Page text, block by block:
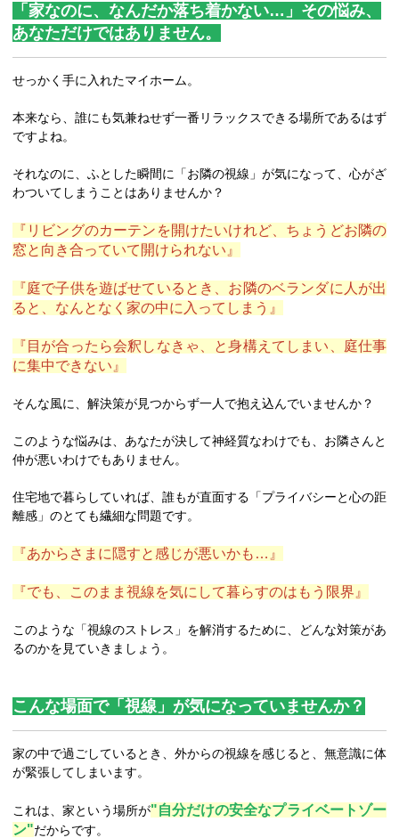
「家なのに、なんだか落ち着かない…」その悩み、
あなただけではありません。
せっかく手に入れたマイホーム。
本来なら、誰にも気兼ねせず一番リラックスできる場所であるはず
ですよね。
それなのに、ふとした瞬間に「お隣の視線」が気になって、心がざ
わついてしまうことはありませんか？
『リビングのカーテンを開けたいけれど、ちょうどお隣の
窓と向き合っていて開けられない』
『庭で子供を遊ばせているとき、お隣のベランダに人が出
ると、なんとなく家の中に入ってしまう』
『目が合ったら会釈しなきゃ、と身構えてしまい、庭仕事
に集中できない』
そんな風に、解決策が見つからず一人で抱え込んでいませんか？
このような悩みは、あなたが決して神経質なわけでも、お隣さんと
仲が悪いわけでもありません。
住宅地で暮らしていれば、誰もが直面する「プライバシーと心の距
離感」のとても繊細な問題です。
『あからさまに隠すと感じが悪いかも…』
『でも、このまま視線を気にして暮らすのはもう限界』
このような「視線のストレス」を解消するために、どんな対策があ
るのかを見ていきましょう。
こんな場面で「視線」が気になっていませんか？
家の中で過ごしているとき、外からの視線を感じると、無意識に体
が緊張してしまいます。
これは、家という場所が"自分だけの安全なプライベートゾー
ン"だからです。